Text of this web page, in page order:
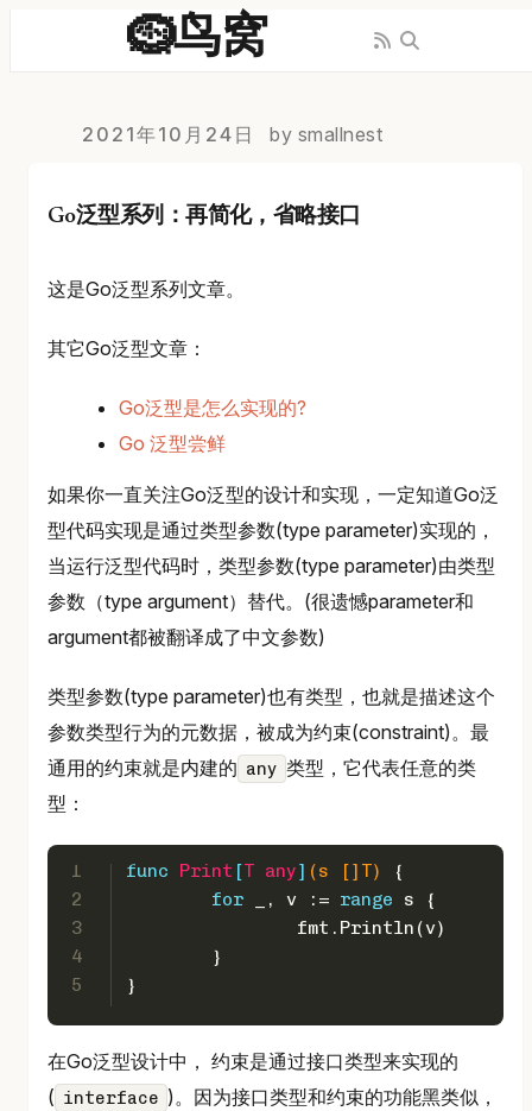
🪹鸟窝
2021年10月24日 by smallnest
Go泛型系列：再简化，省略接口
这是Go泛型系列文章。
其它Go泛型文章：
Go泛型是怎么实现的?
Go 泛型尝鲜
如果你一直关注Go泛型的设计和实现，一定知道Go泛
型代码实现是通过类型参数(type parameter)实现的，
当运行泛型代码时，类型参数(type parameter)由类型
参数（type argument）替代。(很遗憾parameter和
argument都被翻译成了中文参数)
类型参数(type parameter)也有类型，也就是描述这个
参数类型行为的元数据，被成为约束(constraint)。最
通用的约束就是内建的 any 类型，它代表任意的类
型：
1
2
3
4
5
func Print [T any] (s []T)
{
for _, v := range s {
		fmt.Println(v)
	}
}
在Go泛型设计中， 约束是通过接口类型来实现的
( interface )。因为接口类型和约束的功能黑类似，